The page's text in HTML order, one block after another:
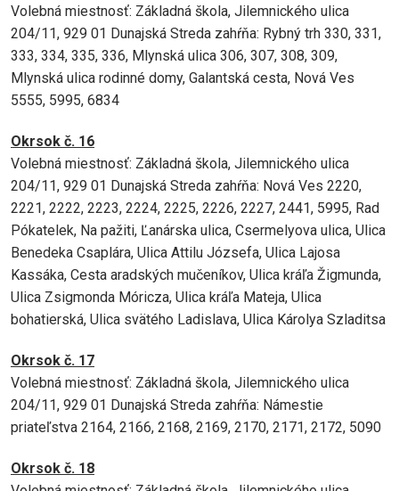
Volebná miestnosť: Základná škola, Jilemnického ulica
204/11, 929 01 Dunajská Streda zahŕňa: Rybný trh 330, 331,
333, 334, 335, 336, Mlynská ulica 306, 307, 308, 309,
Mlynská ulica rodinné domy, Galantská cesta, Nová Ves
5555, 5995, 6834
Okrsok č. 16
Volebná miestnosť: Základná škola, Jilemnického ulica
204/11, 929 01 Dunajská Streda zahŕňa: Nová Ves 2220,
2221, 2222, 2223, 2224, 2225, 2226, 2227, 2441, 5995, Rad
Pókatelek, Na pažiti, Ľanárska ulica, Csermelyova ulica, Ulica
Benedeka Csaplára, Ulica Attilu Józsefa, Ulica Lajosa
Kassáka, Cesta aradských mučeníkov, Ulica kráľa Žigmunda,
Ulica Zsigmonda Móricza, Ulica kráľa Mateja, Ulica
bohatierská, Ulica svätého Ladislava, Ulica Károlya Szladitsa
Okrsok č. 17
Volebná miestnosť: Základná škola, Jilemnického ulica
204/11, 929 01 Dunajská Streda zahŕňa: Námestie
priateľstva 2164, 2166, 2168, 2169, 2170, 2171, 2172, 5090
Okrsok č. 18